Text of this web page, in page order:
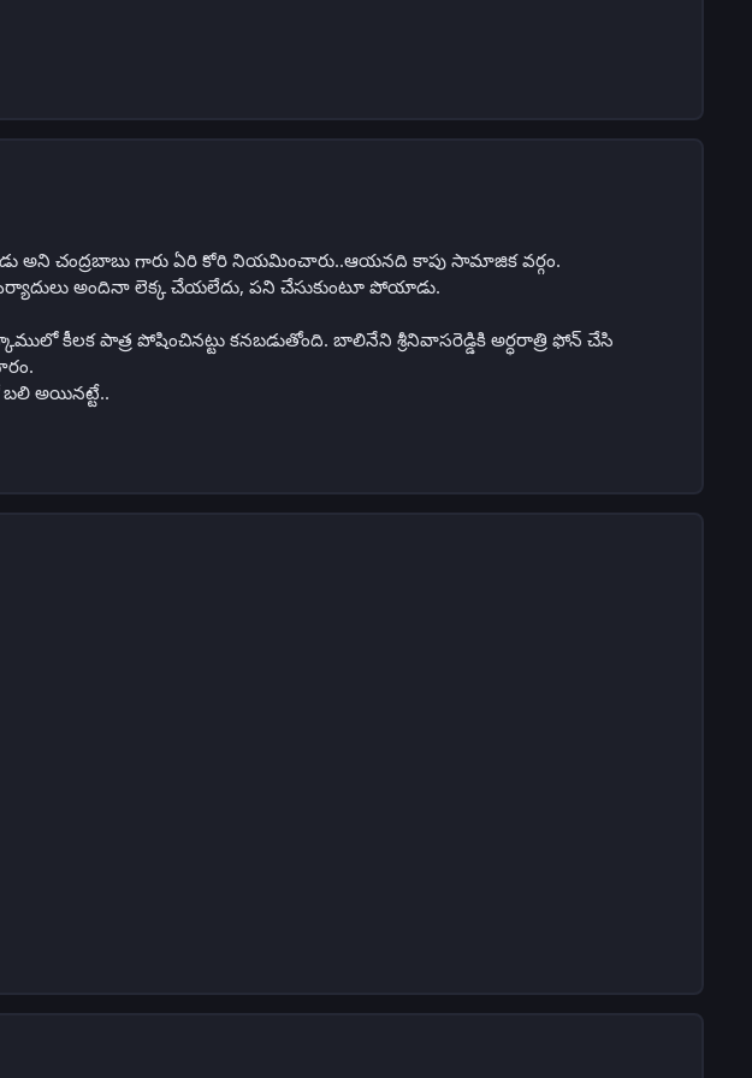
అని చంద్రబాబు గారు ఏరి కోరి నియమించారు..ఆయనది కాపు సామాజిక వర్గం.
అందినా లెక్క చేయలేదు, పని చేసుకుంటూ పోయాడు.
కీలక పాత్ర పోషించినట్టు కనబడుతోంది. బాలినేని శ్రీనివాసరెడ్డికి అర్ధరాత్రి ఫోన్ చేసి
బలి అయినట్టే..